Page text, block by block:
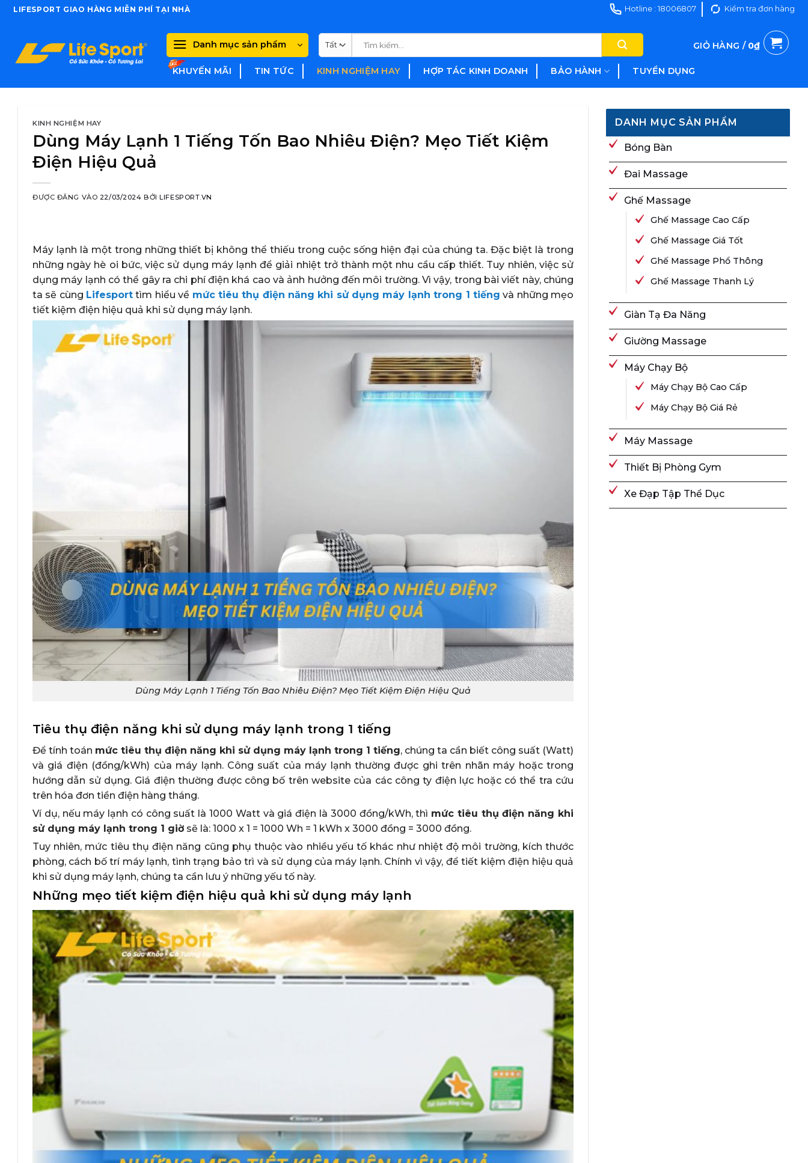
SkipLIFESPORT GIAO HÀNG MIỄN PHÍ TẠI NHÀ Hotline : 18006807 Kiểm tra đơn hàng
Danh mục sản phẩm
kiếm:
KHUYẾN MÃI TIN TỨC KINH NGHIỆM HAY HỢP TÁC KINH DOANH BẢO HÀNH TUYỂN DỤNG
GIỎ HÀNG / 0₫
KINH NGHIỆM HAY
Dùng Máy Lạnh 1 Tiếng Tốn Bao Nhiêu Điện? Mẹo Tiết Kiệm
Điện Hiệu Quả
ĐƯỢC ĐĂNG VÀO 22/03/2024 BỞILIFESPORT.VN
Máy lạnh là một trong những thiết bị không thể thiếu trong cuộc sống hiện đại của chúng ta. Đặc biệt là trong
những ngày hè oi bức, việc sử dụng máy lạnh để giải nhiệt trở thành một nhu cầu cấp thiết. Tuy nhiên, việc sử
dụng máy lạnh có thể gây ra chi phí điện khá cao và ảnh hưởng đến môi trường. Vì vậy, trong bài viết này, chúng
ta sẽ cùng Lifesport tìm hiểu về mức tiêu thụ điện năng khi sử dụng máy lạnh trong 1 tiếng và những mẹo
tiết kiệm điện hiệu quả khi sử dụng máy lạnh.
Dùng Máy Lạnh 1 Tiếng Tốn Bao Nhiêu Điện? Mẹo Tiết Kiệm Điện Hiệu Quả
Tiêu thụ điện năng khi sử dụng máy lạnh trong 1 tiếng
Để tính toán mức tiêu thụ điện năng khi sử dụng máy lạnh trong 1 tiếng, chúng ta cần biết công suất (Watt)
và giá điện (đồng/kWh) của máy lạnh. Công suất của máy lạnh thường được ghi trên nhãn máy hoặc trong
hướng dẫn sử dụng. Giá điện thường được công bố trên website của các công ty điện lực hoặc có thể tra cứu
trên hóa đơn tiền điện hàng tháng.
Ví dụ, nếu máy lạnh có công suất là 1000 Watt và giá điện là 3000 đồng/kWh, thì mức tiêu thụ điện năng khi
sử dụng máy lạnh trong 1 giờ sẽ là: 1000 x 1 = 1000 Wh = 1 kWh x 3000 đồng = 3000 đồng.
Tuy nhiên, mức tiêu thụ điện năng cũng phụ thuộc vào nhiều yếu tố khác như nhiệt độ môi trường, kích thước
phòng, cách bố trí máy lạnh, tình trạng bảo trì và sử dụng của máy lạnh. Chính vì vậy, để tiết kiệm điện hiệu quả
khi sử dụng máy lạnh, chúng ta cần lưu ý những yếu tố này.
Những mẹo tiết kiệm điện hiệu quả khi sử dụng máy lạnh
DANH MỤC SẢN PHẨM
Bóng Bàn
Đai Massage
Ghế Massage
Ghế Massage Cao Cấp
Ghế Massage Giá Tốt
Ghế Massage Phổ Thông
Ghế Massage Thanh Lý
Giàn Tạ Đa Năng
Giường Massage
Máy Chạy Bộ
Máy Chạy Bộ Cao Cấp
Máy Chạy Bộ Giá Rẻ
Máy Massage
Thiết Bị Phòng Gym
Xe Đạp Tập Thể Dục